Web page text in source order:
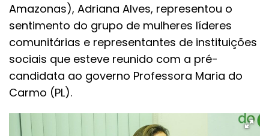
Amazonas), Adriana Alves, representou o
sentimento do grupo de mulheres líderes
comunitárias e representantes de instituições
sociais que esteve reunido com a pré-
candidata ao governo Professora Maria do
Carmo (PL).